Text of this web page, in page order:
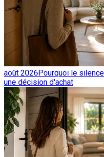
août 2026Pourquoi le
une décision d'achat